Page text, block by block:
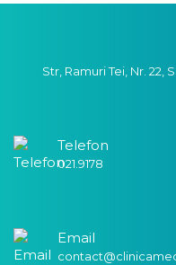
Str, Ramuri Tei, Nr. 22,
Telefon
021.9178
Email